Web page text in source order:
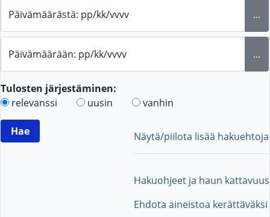
Päivämäärästä: pp/kk/vvvv ...
Päivämäärään: pp/kk/vvvv ...
Tulosten järjestäminen:
relevanssi
uusin vanhin
Näytä/piilota lisää hakuehtoja
Hakuohjeet ja haun kattavuus
Ehdota aineistoa kerättäväksi